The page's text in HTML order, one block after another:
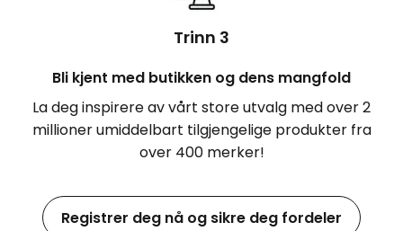
Trinn 3
Bli kjent med butikken og dens mangfold
La deg inspirere av vårt store utvalg med over 2
millioner umiddelbart tilgjengelige produkter fra
over 400 merker!
Registrer deg nå og sikre deg fordeler